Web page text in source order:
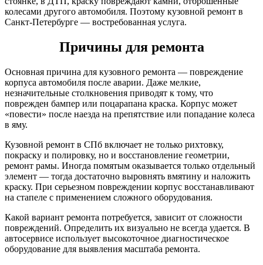
колесами другого автомобиля. Поэтому кузовной ремонт в
Санкт-Петербурге — востребованная услуга.
Причины для ремонта
Основная причина для кузовного ремонта — повреждение
корпуса автомобиля после аварии. Даже мелкие,
незначительные столкновения приводят к тому, что
поврежден бампер или поцарапана краска. Корпус может
«повести» после наезда на препятствие или попадание колеса
в яму.
Кузовной ремонт в СПб включает не только рихтовку,
покраску и полировку, но и восстановление геометрии,
ремонт рамы. Иногда помятым оказывается только отдельный
элемент — тогда достаточно выровнять вмятину и наложить
краску. При серьезном повреждении корпус восстанавливают
на стапеле с применением сложного оборудования.
Какой вариант ремонта потребуется, зависит от сложности
повреждений. Определить их визуально не всегда удается. В
автосервисе использует высокоточное диагностическое
оборудование для выявления масштаба ремонта.